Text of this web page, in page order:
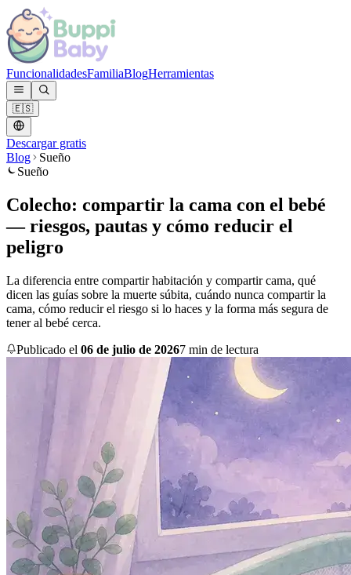
FuncionalidadesFamiliaBlogHerramientas
🇪🇸
Descargar gratis
Blog
Sueño
Sueño
Colecho: compartir la cama con el bebé
— riesgos, pautas y cómo reducir el
peligro
La diferencia entre compartir habitación y compartir cama, qué
dicen las guías sobre la muerte súbita, cuándo nunca compartir la
cama, cómo reducir el riesgo si lo haces y la forma más segura de
tener al bebé cerca.
Publicado el 06 de julio de 20267 min de lectura